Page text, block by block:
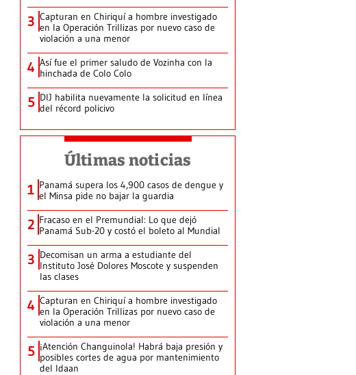
3 Capturan en Chiriquí a hombre investigado
en la Operación Trillizas por nuevo caso de
violación a una menor
4 Así fue el primer saludo de Vozinha con la
hinchada de Colo Colo
5 DIJ habilita nuevamente la solicitud en línea
del récord policivo
Últimas noticias
1 Panamá supera los 4,900 casos de dengue y
el Minsa pide no bajar la guardia
2 Fracaso en el Premundial: Lo que dejó
Panamá Sub-20 y costó el boleto al Mundial
3 Decomisan un arma a estudiante del
Instituto José Dolores Moscote y suspenden
las clases
4 Capturan en Chiriquí a hombre investigado
en la Operación Trillizas por nuevo caso de
violación a una menor
5 ¡Atención Changuinola! Habrá baja presión y
posibles cortes de agua por mantenimiento
del Idaan